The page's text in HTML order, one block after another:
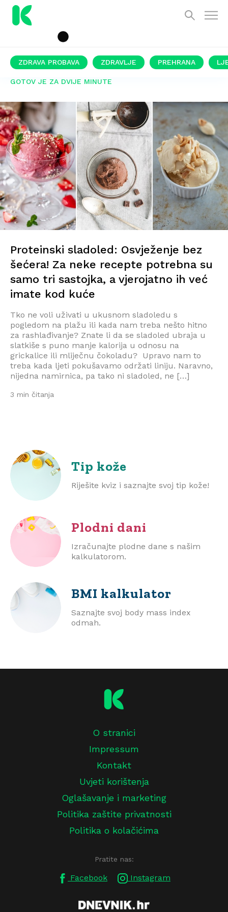
ZDRAVA PROBAVA ZDRAVLJE PREHRANA
GOTOV JE ZA DVIJE MINUTE
Proteinski sladoled: Osvježenje bez
šećera! Za neke recepte potrebna su
samo tri sastojka, a vjerojatno ih već
imate kod kuće
Tko ne voli uživati u ukusnom sladoledu s
pogledom na plažu ili kada nam treba nešto hitno
za rashlađivanje? Znate li da se sladoled ubraja u
slatkiše s puno manje kalorija u odnosu na
grickalice ili mliječnu čokoladu? Upravo nam to
treba kada ljeti pokušavamo održati liniju. Naravno,
nijedna namirnica, pa tako ni sladoled, ne […]
3 min čitanja
Tip kože
Riješite kviz i saznajte svoj tip kože!
Plodni dani
Izračunajte plodne dane s našim
kalkulatorom.
BMI kalkulator
Saznajte svoj body mass index
odmah.
O stranici
Impressum
Kontakt
Uvjeti korištenja
Oglašavanje i marketing
Politika zaštite privatnosti
Politika o kolačićima
Pratite nas:
Facebook Instagram